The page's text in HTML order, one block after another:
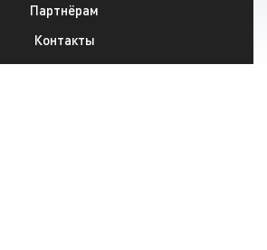
Партнёрам
Контакты